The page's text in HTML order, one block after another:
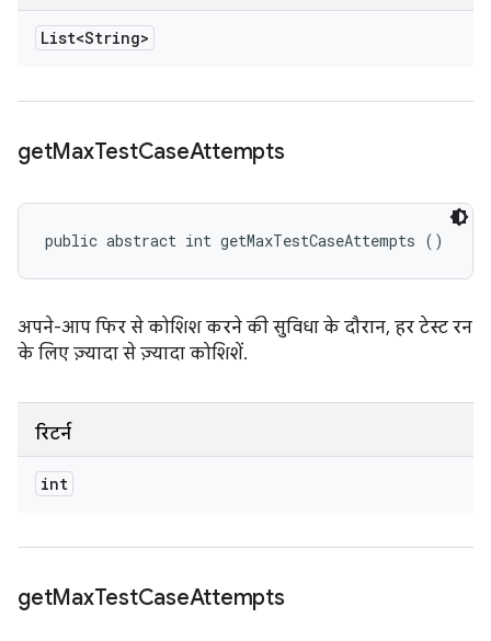
List<String>
getMaxTestCaseAttempts
public abstract int getMaxTestCaseAttempts ()
अपने-आप फिर से कोशिश करने की सुविधा के दौरान, हर टेस्ट रन
के लिए ज़्यादा से ज़्यादा कोशिशें.
रिटर्न
int
getMaxTestCaseAttempts